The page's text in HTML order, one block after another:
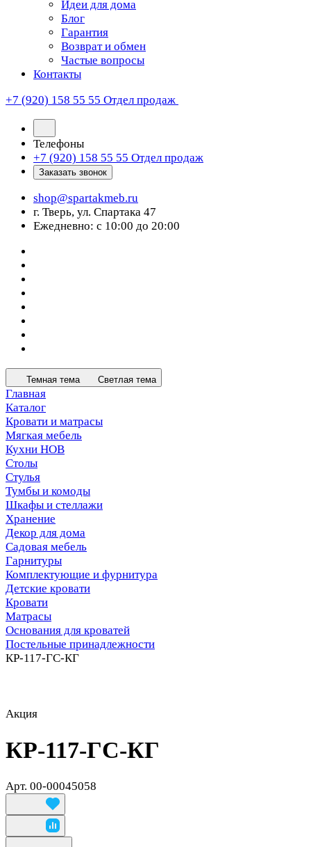
Идеи для дома
Блог
Гарантия
Возврат и обмен
Частые вопросы
Контакты
+7 (920) 158 55 55 Отдел продаж
Телефоны
+7 (920) 158 55 55 Отдел продаж
Заказать звонок
shop@spartakmeb.ru
г. Тверь, ул. Спартака 47
Ежедневно: с 10:00 до 20:00
Темная тема Светлая тема
Главная
Каталог
Кровати и матрасы
Мягкая мебель
Кухни НОВ
Столы
Стулья
Тумбы и комоды
Шкафы и стеллажи
Хранение
Декор для дома
Садовая мебель
Гарнитуры
Комплектующие и фурнитура
Детские кровати
Кровати
Матрасы
Основания для кроватей
Постельные принадлежности
КР-117-ГС-КГ
Акция
КР-117-ГС-КГ
Арт. 00-00045058